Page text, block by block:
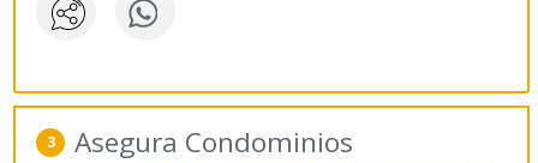
3 Asegura Condominios